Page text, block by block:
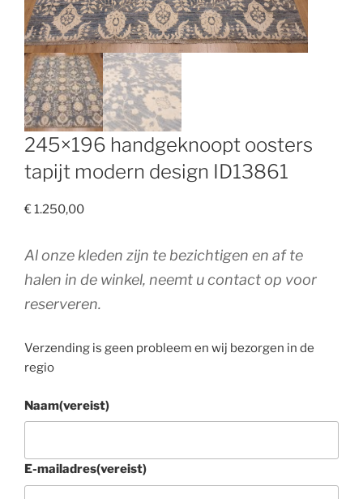
245×196 handgeknoopt oosters
tapijt modern design ID13861
€1.250,00
Al onze kleden zijn te bezichtigen en af te
halen in de winkel, neemt u contact op voor
reserveren.
Verzending is geen probleem en wij bezorgen in de
regio
Naam(vereist)
E-mailadres(vereist)